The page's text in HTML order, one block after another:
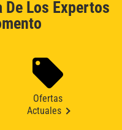
Los Expertos
Ofertas
Actuales